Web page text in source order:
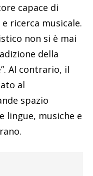
capace di
ricerca musicale.
non si è mai
della
Al contrario, il
al
spazio
lingue, musiche e